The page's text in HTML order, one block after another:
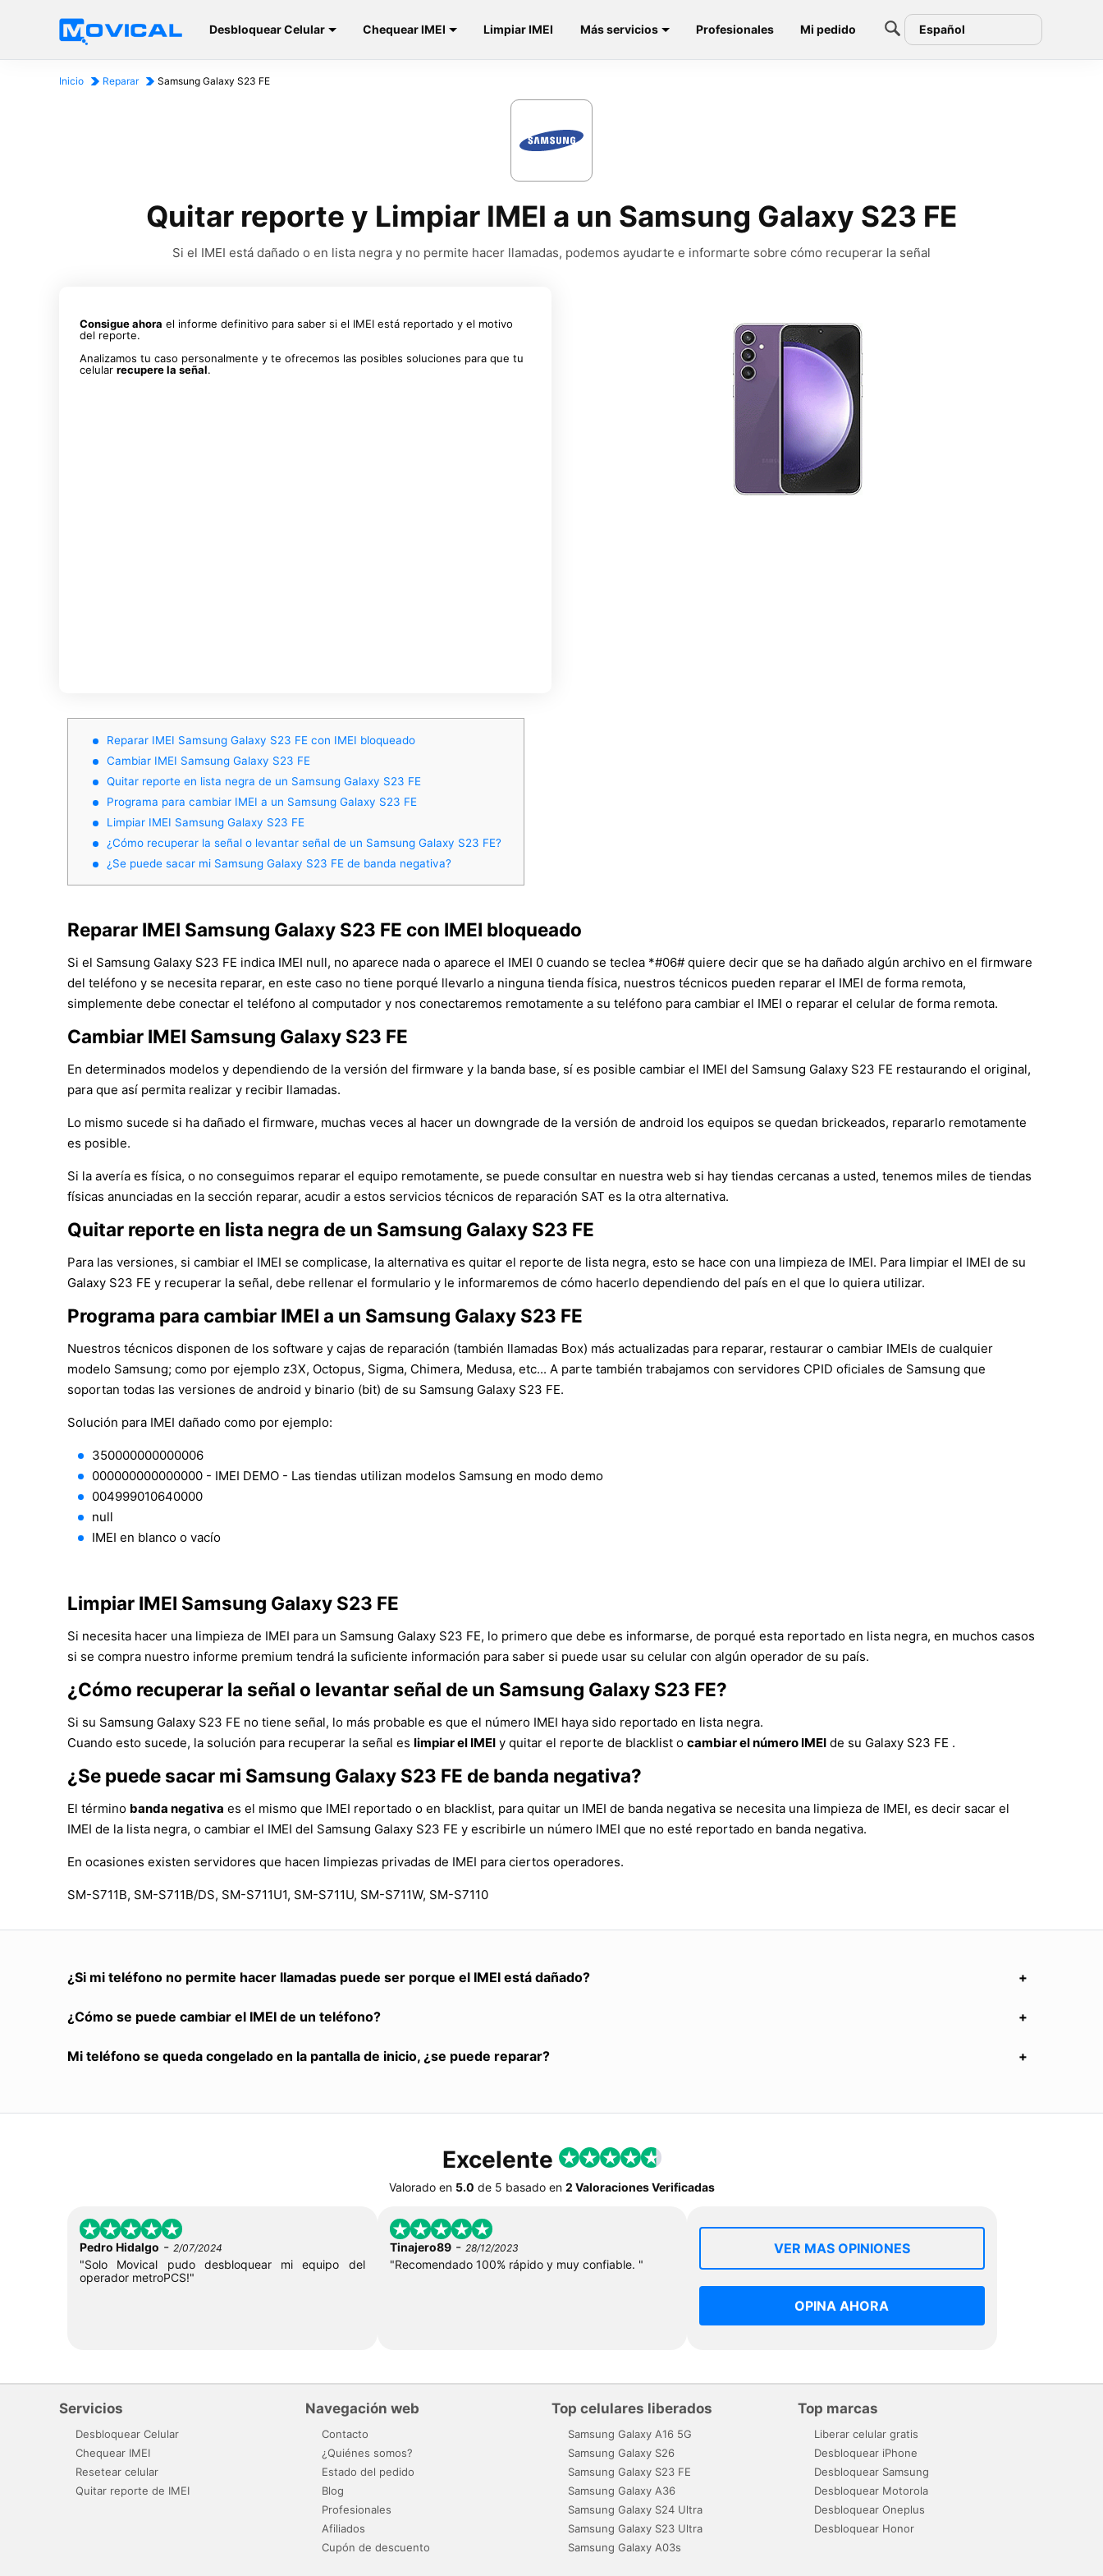
Desbloquear Celular Chequear IMEI Limpiar IMEI Más servicios Profesionales Mi pedido Español
Inicio Reparar Samsung Galaxy S23 FE
Quitar reporte y Limpiar IMEI a un Samsung Galaxy S23 FE
Si el IMEI está dañado o en lista negra y no permite hacer llamadas, podemos ayudarte e informarte sobre cómo recuperar la señal
Consigue ahora el informe definitivo para saber si el IMEI está reportado y el motivo
del reporte.
Analizamos tu caso personalmente y te ofrecemos las posibles soluciones para que tu
celular recupere la señal.
Reparar IMEI Samsung Galaxy S23 FE con IMEI bloqueado
Cambiar IMEI Samsung Galaxy S23 FE
Quitar reporte en lista negra de un Samsung Galaxy S23 FE
Programa para cambiar IMEI a un Samsung Galaxy S23 FE
Limpiar IMEI Samsung Galaxy S23 FE
¿Cómo recuperar la señal o levantar señal de un Samsung Galaxy S23 FE?
¿Se puede sacar mi Samsung Galaxy S23 FE de banda negativa?
Reparar IMEI Samsung Galaxy S23 FE con IMEI bloqueado
Si el Samsung Galaxy S23 FE indica IMEI null, no aparece nada o aparece el IMEI 0 cuando se teclea *#06# quiere decir que se ha dañado algún archivo en el firmware
del teléfono y se necesita reparar, en este caso no tiene porqué llevarlo a ninguna tienda física, nuestros técnicos pueden reparar el IMEI de forma remota,
simplemente debe conectar el teléfono al computador y nos conectaremos remotamente a su teléfono para cambiar el IMEI o reparar el celular de forma remota.
Cambiar IMEI Samsung Galaxy S23 FE
En determinados modelos y dependiendo de la versión del firmware y la banda base, sí es posible cambiar el IMEI del Samsung Galaxy S23 FE restaurando el original,
para que así permita realizar y recibir llamadas.
Lo mismo sucede si ha dañado el firmware, muchas veces al hacer un downgrade de la versión de android los equipos se quedan brickeados, repararlo remotamente
es posible.
Si la avería es física, o no conseguimos reparar el equipo remotamente, se puede consultar en nuestra web si hay tiendas cercanas a usted, tenemos miles de tiendas
físicas anunciadas en la sección reparar, acudir a estos servicios técnicos de reparación SAT es la otra alternativa.
Quitar reporte en lista negra de un Samsung Galaxy S23 FE
Para las versiones, si cambiar el IMEI se complicase, la alternativa es quitar el reporte de lista negra, esto se hace con una limpieza de IMEI. Para limpiar el IMEI de su
Galaxy S23 FE y recuperar la señal, debe rellenar el formulario y le informaremos de cómo hacerlo dependiendo del país en el que lo quiera utilizar.
Programa para cambiar IMEI a un Samsung Galaxy S23 FE
Nuestros técnicos disponen de los software y cajas de reparación (también llamadas Box) más actualizadas para reparar, restaurar o cambiar IMEIs de cualquier
modelo Samsung; como por ejemplo z3X, Octopus, Sigma, Chimera, Medusa, etc... A parte también trabajamos con servidores CPID oficiales de Samsung que
soportan todas las versiones de android y binario (bit) de su Samsung Galaxy S23 FE.
Solución para IMEI dañado como por ejemplo:
350000000000006
000000000000000 - IMEI DEMO - Las tiendas utilizan modelos Samsung en modo demo
004999010640000
null
IMEI en blanco o vacío
Limpiar IMEI Samsung Galaxy S23 FE
Si necesita hacer una limpieza de IMEI para un Samsung Galaxy S23 FE, lo primero que debe es informarse, de porqué esta reportado en lista negra, en muchos casos
si se compra nuestro informe premium tendrá la suficiente información para saber si puede usar su celular con algún operador de su país.
¿Cómo recuperar la señal o levantar señal de un Samsung Galaxy S23 FE?
Si su Samsung Galaxy S23 FE no tiene señal, lo más probable es que el número IMEI haya sido reportado en lista negra.
Cuando esto sucede, la solución para recuperar la señal es limpiar el IMEI y quitar el reporte de blacklist o cambiar el número IMEI de su Galaxy S23 FE .
¿Se puede sacar mi Samsung Galaxy S23 FE de banda negativa?
El término banda negativa es el mismo que IMEI reportado o en blacklist, para quitar un IMEI de banda negativa se necesita una limpieza de IMEI, es decir sacar el
IMEI de la lista negra, o cambiar el IMEI del Samsung Galaxy S23 FE y escribirle un número IMEI que no esté reportado en banda negativa.
En ocasiones existen servidores que hacen limpiezas privadas de IMEI para ciertos operadores.
SM-S711B, SM-S711B/DS, SM-S711U1, SM-S711U, SM-S711W, SM-S7110
¿Si mi teléfono no permite hacer llamadas puede ser porque el IMEI está dañado?
¿Cómo se puede cambiar el IMEI de un teléfono?
Mi teléfono se queda congelado en la pantalla de inicio, ¿se puede reparar?
Excelente
Valorado en 5.0 de 5 basado en 2 Valoraciones Verificadas
Pedro Hidalgo - 2/07/2024
"Solo Movical pudo desbloquear mi equipo del
operador metroPCS!"
Tinajero89- 28/12/2023
"Recomendado 100% rápido y muy confiable. "
VER MAS OPINIONES
OPINA AHORA
Servicios
Desbloquear Celular
Chequear IMEI
Resetear celular
Quitar reporte de IMEI
Navegación web
Contacto
¿Quiénes somos?
Estado del pedido
Blog
Profesionales
Afiliados
Cupón de descuento
Top celulares liberados
Samsung Galaxy A16 5G
Samsung Galaxy S26
Samsung Galaxy S23 FE
Samsung Galaxy A36
Samsung Galaxy S24 Ultra
Samsung Galaxy S23 Ultra
Samsung Galaxy A03s
Top marcas
Liberar celular gratis
Desbloquear iPhone
Desbloquear Samsung
Desbloquear Motorola
Desbloquear Oneplus
Desbloquear Honor